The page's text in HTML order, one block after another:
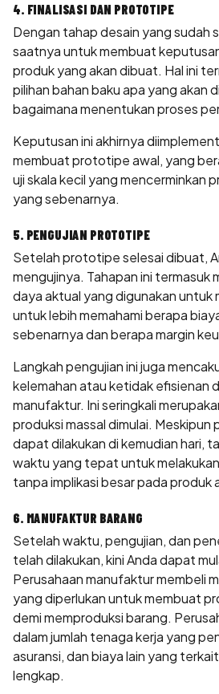
4. FINALISASI DAN PROTOTIPE
Dengan tahap desain yang sudah
saatnya untuk membuat
produk yang akan dibuat. Hal ini
pilihan bahan baku apa yang akan
bagaimana menentukan proses
Keputusan ini akhirnya
membuat prototipe awal, yang
uji skala kecil yang mencerminkan
yang sebenarnya.
5. PENGUJIAN PROTOTIPE
Setelah prototipe selesai dibuat,
mengujinya. Tahapan ini termasuk
daya aktual yang digunakan untuk
untuk lebih memahami berapa
sebenarnya dan berapa margin
Langkah pengujian ini juga
kelemahan atau ketidak efisienan
manufaktur. Ini seringkali
produksi massal dimulai. Meskipun
dapat dilakukan di kemudian hari,
waktu yang tepat untuk
tanpa implikasi besar pada produk
6. MANUFAKTUR BARANG
Setelah waktu, pengujian, dan
telah dilakukan, kini Anda dapat
Perusahaan manufaktur membeli
yang diperlukan untuk membuat
demi memproduksi barang.
dalam jumlah tenaga kerja yang
asuransi, dan biaya lain yang
lengkap.